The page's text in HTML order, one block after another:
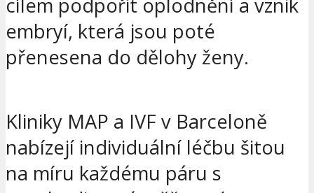
embryí, která jsou poté
přenesena do dělohy ženy.
Kliniky MAP a IVF v Barceloně
nabízejí individuální léčbu šitou
na míru každému páru s